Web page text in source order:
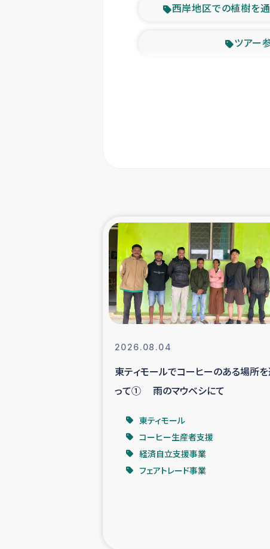
西岸地区での植樹を
ツアー
緊急
東ティモ
スリラン
スリランカの南北女性をつ
ェ
ガザ
タイ国境ミャン
レバノンでのシリ
2026.08.04
東ティモールでコーヒーのある場所
って① 雨のマウベシにて
東ティモール
コーヒー生産者支援
経済自立支援事業
フェアトレード事業